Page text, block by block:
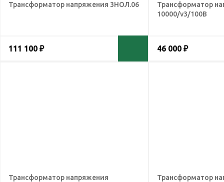
Трансформатор напряжения 3НОЛ.06
111 100 ₽
Трансформатор
10000/v3/100В
46 000 ₽
Трансформатор напряжения
Трансформатор